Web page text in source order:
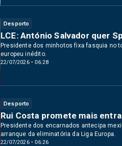
Desporto
22/07/2026 • 06:28
LCE: António Salvador quer
Presidente dos minhotos fixa fasquia no
europeu inédito.
Desporto
22/07/2026 • 06:26
Rui Costa promete mais
Presidente dos encarnados antecipa
arranque da eliminatória da Liga Europa.